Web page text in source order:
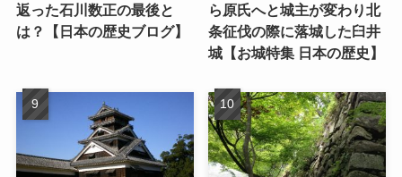
返った石川数正の最後と
は？【日本の歴史ブログ】
ら原氏へと城主が変わり北
条征伐の際に落城した臼井
城【お城特集 日本の歴史】